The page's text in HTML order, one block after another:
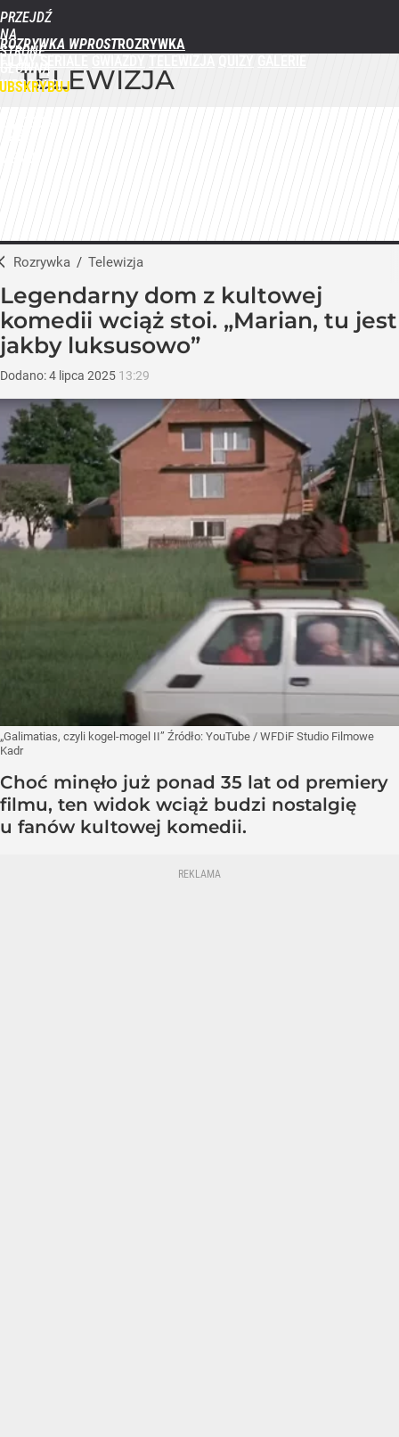
PRZEJDŹ
NA
STRONĘ
GŁÓWNĄ
WPROST.PL
ROZRYWKA WPROST
TELEWIZJA
Rozrywka / Telewizja
Legendarny dom z kultowej
komedii wciąż stoi. „Marian, tu jest
jakby luksusowo”
Dodano:4 lipca 2025 13:29
„Galimatias, czyli kogel-mogel II” Źródło: YouTube / WFDiF Studio Filmowe
Kadr
Choć minęło już ponad 35 lat od premiery
filmu, ten widok wciąż budzi nostalgię
u fanów kultowej komedii.